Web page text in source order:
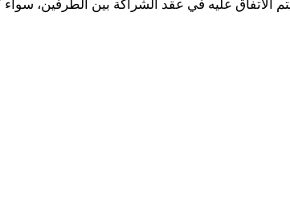
الاتفاق عليه في عقد الشراكة بين الطرفين،